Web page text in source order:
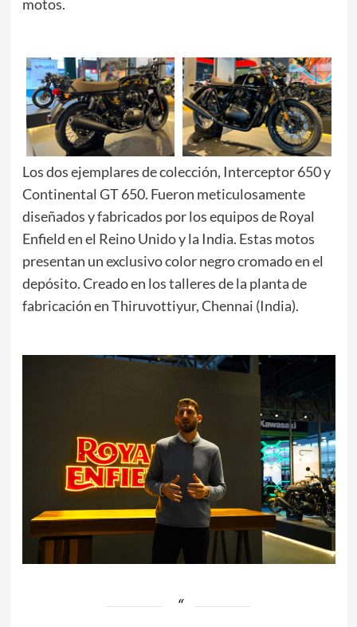
motos.
Los dos ejemplares de colección, Interceptor 650 y
Continental GT 650. Fueron meticulosamente
diseñados y fabricados por los equipos de Royal
Enfield en el Reino Unido y la India. Estas motos
presentan un exclusivo color negro cromado en el
depósito. Creado en los talleres de la planta de
fabricación en Thiruvottiyur, Chennai (India).